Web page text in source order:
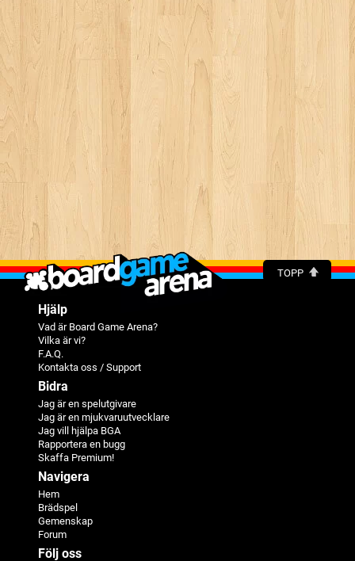
TOPP
Hjälp
Vad är Board Game Arena?
Vilka är vi?
F.A.Q.
Kontakta oss / Support
Bidra
Jag är en spelutgivare
Jag är en mjukvaruutvecklare
Jag vill hjälpa BGA
Rapportera en bugg
Skaffa Premium!
Navigera
Hem
Brädspel
Gemenskap
Forum
Följ oss